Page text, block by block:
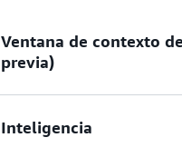
Ventana de contexto
previa)
De forma predeterminada,
Inteligencia